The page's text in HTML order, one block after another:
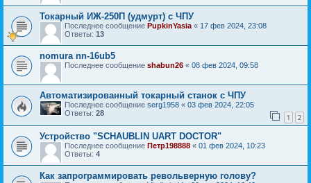
Токарный ИЖ-250П (удмурт) с ЧПУ
Последнее сообщение PupkinYasia« 17 фев 2024, 23:08
Ответы: 13
nomura nn-16ub5
Последнее сообщение shabun26 « 08 фев 2024, 09:58
Автоматизированный токарный станок с ЧПУ
Последнее сообщение serg1958 « 03 фев 2024, 22:05
Ответы: 28 1 2
Устройство "SCHAUBLIN UART DOCTOR"
Последнее сообщение Петр198888 « 01 фев 2024, 10:23
Ответы: 4
Как запрограммировать револьверную голову?